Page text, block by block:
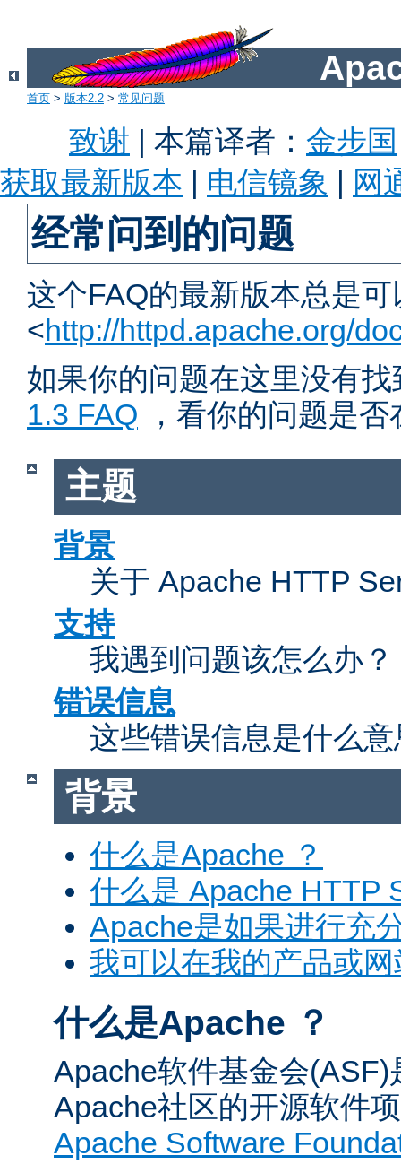
首页 > 版本2.2 > 常见问题
致谢 | 本篇译者： 金步国
获取最新版本 | 电信镜象 | 网
经常问到的问题
这个FAQ的最新版本总是
<http://httpd.apache.org/
如果你的问题在这里没有
1.3 FAQ ，看你的问题是
主题
背景
关于 Apache HTTP
支持
我遇到问题该怎么办？
错误信息
这些错误信息是什么
背景
什么是Apache ？
什么是 Apache HTTP
Apache是如果进行充
我可以在我的产品或
什么是Apache ？
Apache软件基金会
Apache社区的开源软件
Apache Software